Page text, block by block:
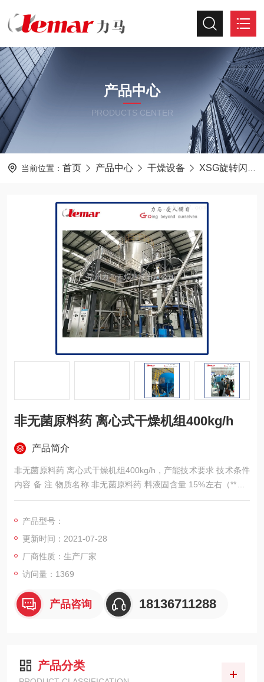
产品中心
PRODUCTS CENTER
当前位置： 首页 产品中心 干燥设备 XSG旋转闪蒸干燥机
非无菌原料药 离心式干燥机组400kg/h
产品简介
非无菌原料药 离心式干燥机组400kg/h，产能技术要求 技术条件
内容 备 注 物质名称 非无菌原料药 料液固含量 15%左右（**达2
0%） 每小时蒸发量 400kg/h 物料初始温度 70℃左右 进风温度 1
产品型号：
更新时间：2021-07-28
厂商性质：生产厂家
访问量：1369
产品咨询 18136711288
产品分类